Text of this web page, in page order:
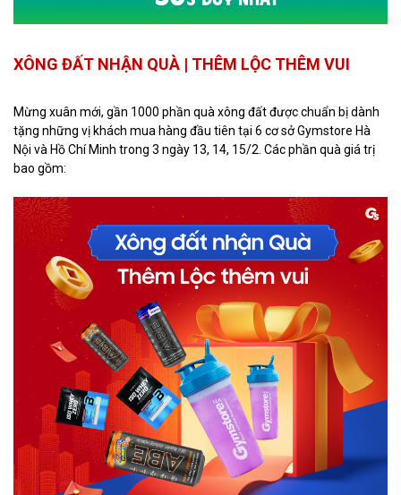
XÔNG ĐẤT NHẬN QUÀ | THÊM LỘC THÊM VUI
Mừng xuân mới, gần 1000 phần quà xông đất được chuẩn bị dành
tặng những vị khách mua hàng đầu tiên tại 6 cơ sở Gymstore Hà
Nội và Hồ Chí Minh trong 3 ngày 13, 14, 15/2. Các phần quà giá trị
bao gồm: